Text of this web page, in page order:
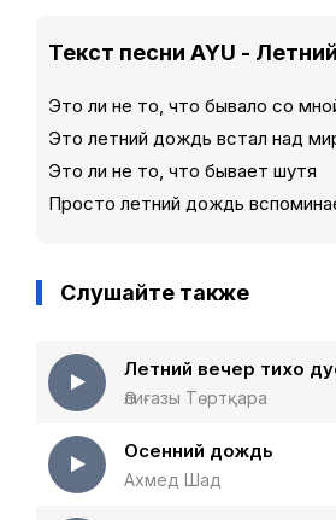
Текст песни AYU -
Это ли не то, что бывало со
Это летний дождь встал над
Это ли не то, что бывает шутя
Просто летний дождь
Слушайте также
Әлиғазы Төртқара
Осенний дождь
Ахмед Шад